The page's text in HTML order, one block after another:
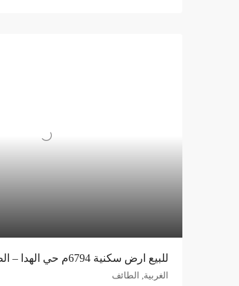
للبيع ارض سكنية 6794م حي الهدا – الطائف
الغربية, الطائف